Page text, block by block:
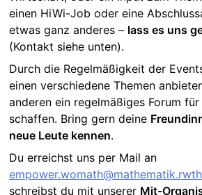
einen HiWi-Job oder eine
etwas ganz anderes – lass es uns
(Kontakt siehe unten).
Durch die Regelmäßigkeit der
einen verschiedene Themen
anderen ein regelmäßiges Forum
schaffen. Bring gern deine
neue Leute kennen.
Du erreichst uns per Mail an
schreibst du mit unserer Mit-